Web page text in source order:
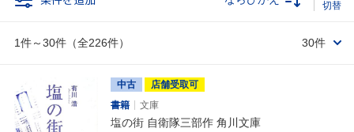
1件～30件（全226件） 30件
中古
店舗受取可
書籍
文庫
塩の街 自衛隊三部作 角川文庫